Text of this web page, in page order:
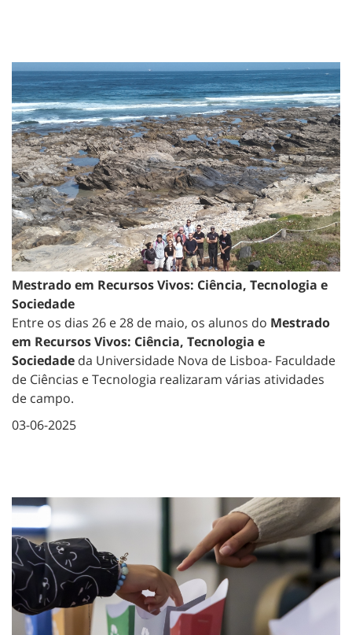
Mestrado em Recursos Vivos: Ciência, Tecnologia e
Sociedade
Entre os dias 26 e 28 de maio, os alunos do Mestrado
em Recursos Vivos: Ciência, Tecnologia e
Sociedade da Universidade Nova de Lisboa- Faculdade
de Ciências e Tecnologia realizaram várias atividades
de campo.
03-06-2025